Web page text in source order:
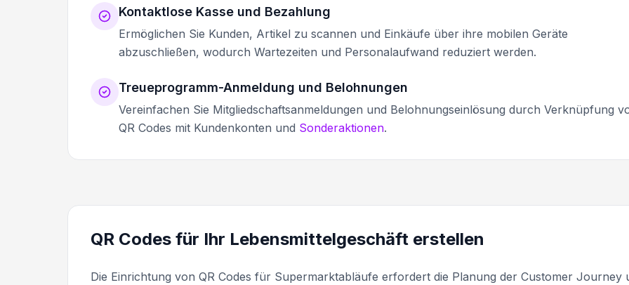
Kontaktlose Kasse und Bezahlung
Ermöglichen Sie Kunden, Artikel zu scannen und Einkäufe über ihre mobilen Geräte
abzuschließen, wodurch Wartezeiten und Personalaufwand reduziert werden.
Treueprogramm-Anmeldung und Belohnungen
Vereinfachen Sie Mitgliedschaftsanmeldungen und Belohnungseinlösung durch Verknüpfung
QR Codes mit Kundenkonten und Sonderaktionen.
QR Codes für Ihr Lebensmittelgeschäft erstellen
Die Einrichtung von QR Codes für Supermarktabläufe erfordert die Planung der Customer Journey